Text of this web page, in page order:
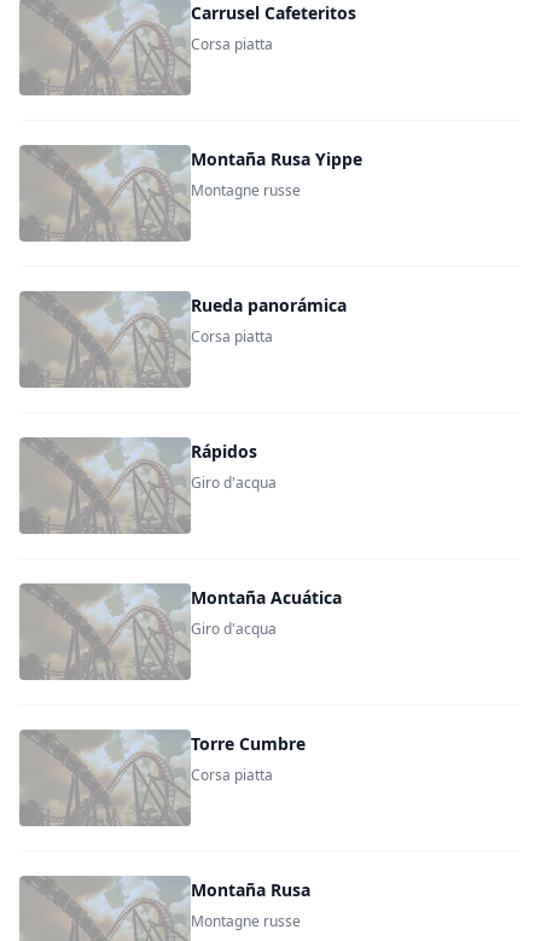
Carrusel Cafeteritos
Corsa piatta
Montaña Rusa Yippe
Montagne russe
Rueda panorámica
Corsa piatta
Rápidos
Giro d'acqua
Montaña Acuática
Giro d'acqua
Torre Cumbre
Corsa piatta
Montaña Rusa
Montagne russe